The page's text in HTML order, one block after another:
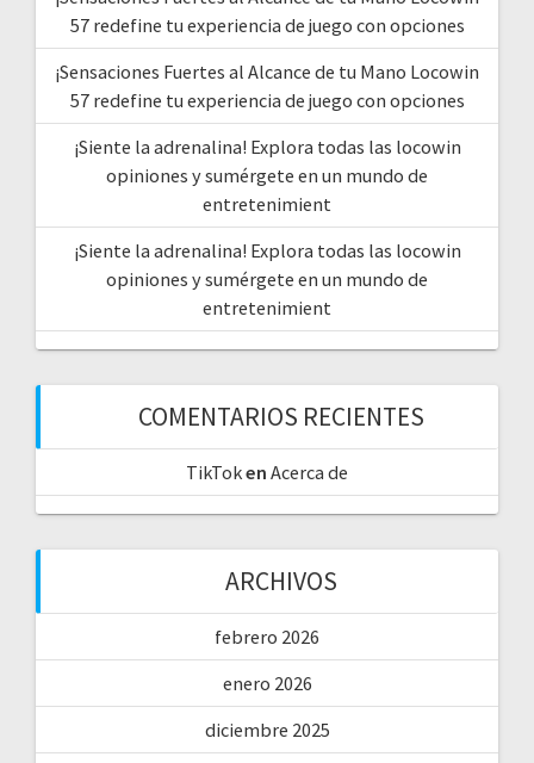
57 redefine tu experiencia de juego con opciones
¡Sensaciones Fuertes al Alcance de tu Mano Locowin
57 redefine tu experiencia de juego con opciones
¡Siente la adrenalina! Explora todas las locowin
opiniones y sumérgete en un mundo de
entretenimient
¡Siente la adrenalina! Explora todas las locowin
opiniones y sumérgete en un mundo de
entretenimient
COMENTARIOS RECIENTES
TikToken Acerca de
ARCHIVOS
febrero 2026
enero 2026
diciembre 2025